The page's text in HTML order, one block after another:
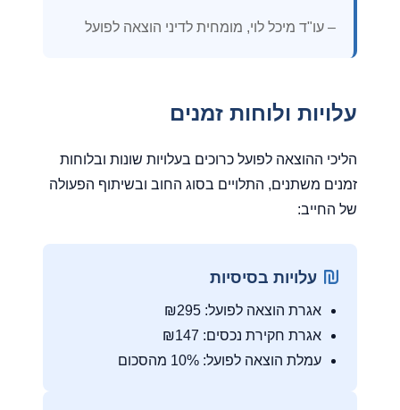
– עו"ד מיכל לוי, מומחית לדיני הוצאה לפועל
עלויות ולוחות זמנים
הליכי ההוצאה לפועל כרוכים בעלויות שונות ובלוחות
זמנים משתנים, התלויים בסוג החוב ובשיתוף הפעולה
של החייב:
עלויות בסיסיות
אגרת הוצאה לפועל: ₪295
אגרת חקירת נכסים: ₪147
עמלת הוצאה לפועל: 10% מהסכום